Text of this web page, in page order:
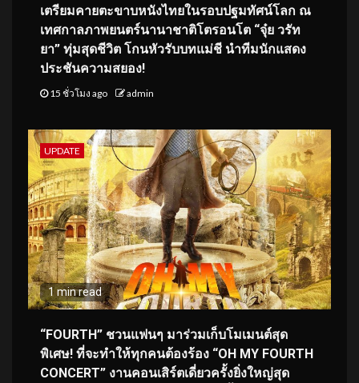
เตรียมคายตะขาบหนังไทยในรอบปฐมทัศน์โลก ณ
เทศกาลภาพยนตร์นานาชาติโตรอนโต “จุ๋ย วรัท
ยา” ทุ่มสุดชีวิต โกนหัวรับบทแม่ชี นำทีมนักแสดง
ประชันความสยอง!
15 ชั่วโมง ago admin
UPDATE
1 min read
“FOURTH” ชวนแฟนๆ มาร่วมเก็บโมเมนต์สุด
พิเศษ! ที่จะทำให้ทุกคนต้องร้อง “OH MY FOURTH
CONCERT” งานคอนเสิร์ตเดี่ยวครั้งยิ่งใหญ่สุด